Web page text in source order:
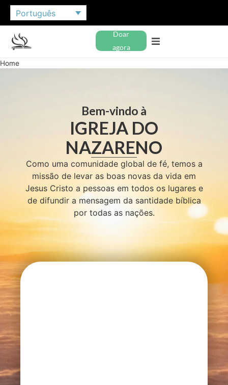
Português
Doar
agora
Home
Bem-vindo à
IGREJA DO
NAZARENO
Como uma comunidade global de fé, temos a
missão de levar as boas novas da vida em
Jesus Cristo a pessoas em todos os lugares e
de difundir a mensagem da santidade bíblica
por todas as nações.